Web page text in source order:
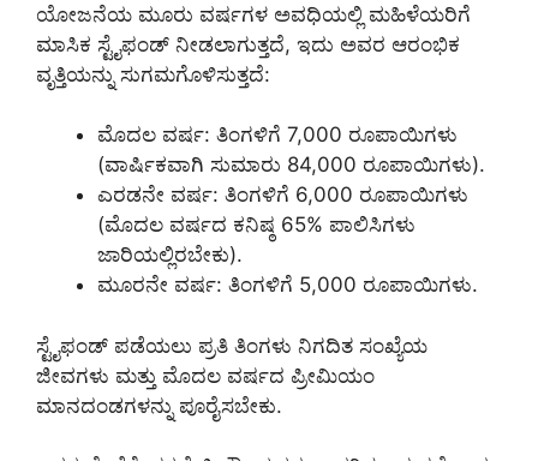
ಯೋಜನೆಯ ಮೂರು ವರ್ಷಗಳ ಅವಧಿಯಲ್ಲಿ ಮಹಿಳೆಯರಿಗೆ
ಮಾಸಿಕ ಸ್ಟೈಫಂಡ್ ನೀಡಲಾಗುತ್ತದೆ, ಇದು ಅವರ ಆರಂಭಿಕ
ವೃತ್ತಿಯನ್ನು ಸುಗಮಗೊಳಿಸುತ್ತದೆ:
ಮೊದಲ ವರ್ಷ: ತಿಂಗಳಿಗೆ 7,000 ರೂಪಾಯಿಗಳು
(ವಾರ್ಷಿಕವಾಗಿ ಸುಮಾರು 84,000 ರೂಪಾಯಿಗಳು).
ಎರಡನೇ ವರ್ಷ: ತಿಂಗಳಿಗೆ 6,000 ರೂಪಾಯಿಗಳು
(ಮೊದಲ ವರ್ಷದ ಕನಿಷ್ಠ 65% ಪಾಲಿಸಿಗಳು
ಜಾರಿಯಲ್ಲಿರಬೇಕು).
ಮೂರನೇ ವರ್ಷ: ತಿಂಗಳಿಗೆ 5,000 ರೂಪಾಯಿಗಳು.
ಸ್ಟೈಫಂಡ್ ಪಡೆಯಲು ಪ್ರತಿ ತಿಂಗಳು ನಿಗದಿತ ಸಂಖ್ಯೆಯ
ಜೀವಗಳು ಮತ್ತು ಮೊದಲ ವರ್ಷದ ಪ್ರೀಮಿಯಂ
ಮಾನದಂಡಗಳನ್ನು ಪೂರೈಸಬೇಕು.